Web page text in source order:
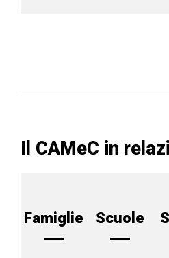
Il CAMeC in
Famiglie Scuole